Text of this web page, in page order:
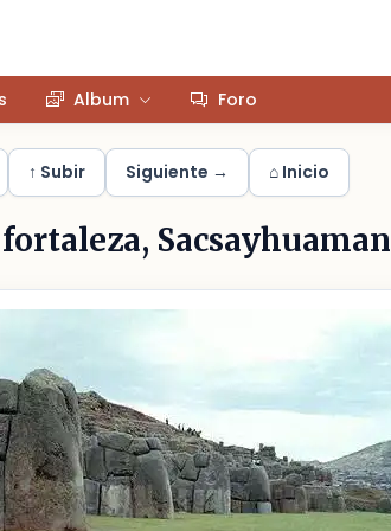
Album Foro
↑ Subir Siguiente → ⌂ Inicio
Sacsayhuaman